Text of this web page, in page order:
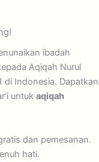
ibadah
Aqiqah Nurul
di Indonesia. Dapatkan
untuk aqiqah
dan pemesanan.
hati.